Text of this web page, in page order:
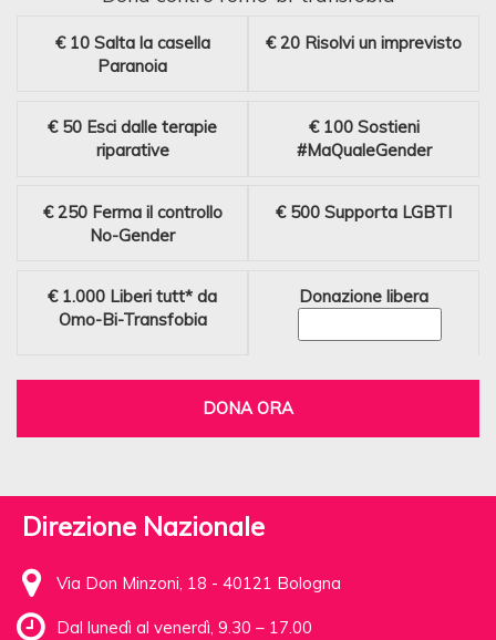
€ 10 Salta la casella
Paranoia
€ 20 Risolvi un imprevisto
€ 50 Esci dalle terapie
riparative
€ 100 Sostieni
#MaQualeGender
€ 250 Ferma il controllo
No-Gender
€ 500 Supporta LGBTI
€ 1.000 Liberi tutt* da
Omo-Bi-Transfobia
Donazione libera
DONA ORA
Direzione Nazionale
Via Don Minzoni, 18 - 40121 Bologna
Dal lunedì al venerdì, 9.30 – 17.00